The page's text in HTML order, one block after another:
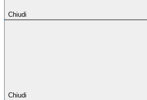
Chiudi
Chiudi